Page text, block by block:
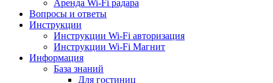
Аренда Wi-Fi радара
Вопросы и ответы
Инструкции
Инструкции Wi-Fi авторизация
Инструкции Wi-Fi Магнит
Информация
База знаний
Для гостиниц